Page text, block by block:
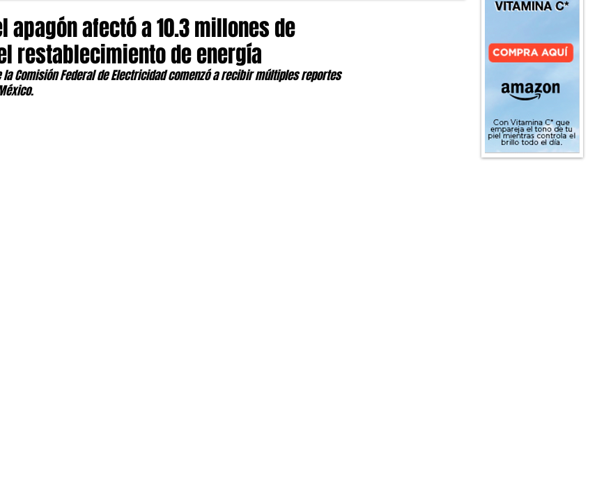
apagón afectó a 10.3 millones de
restablecimiento de energía
la Comisión Federal de Electricidad comenzó a recibir múltiples reportes